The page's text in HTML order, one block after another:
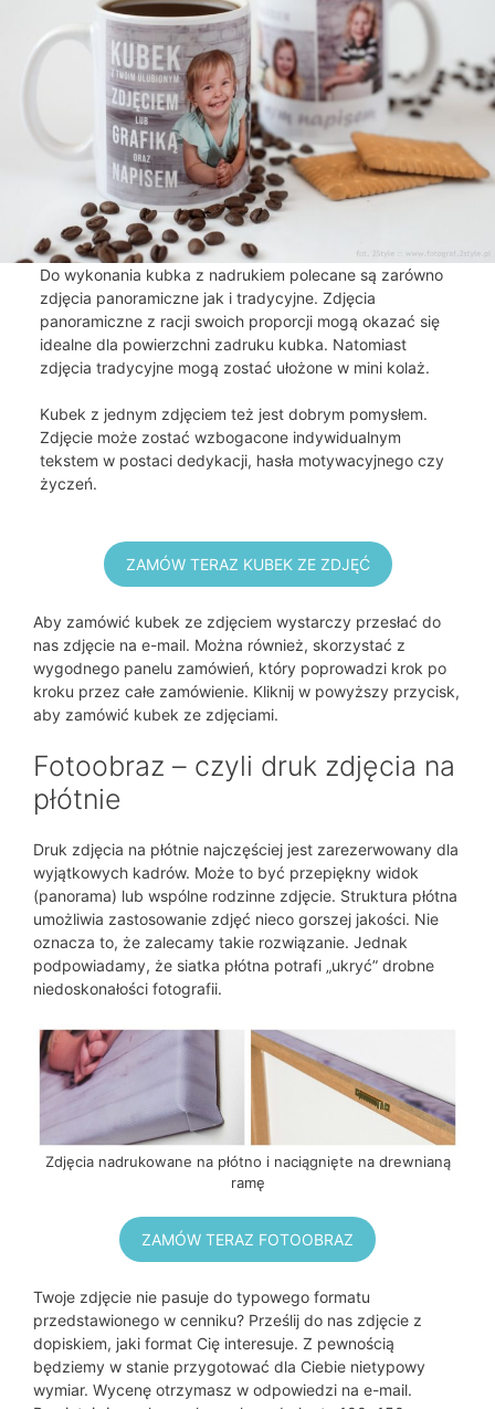
Do wykonania kubka z nadrukiem polecane są zarówno
zdjęcia panoramiczne jak i tradycyjne. Zdjęcia
panoramiczne z racji swoich proporcji mogą okazać się
idealne dla powierzchni zadruku kubka. Natomiast
zdjęcia tradycyjne mogą zostać ułożone w mini kolaż.
Kubek z jednym zdjęciem też jest dobrym pomysłem.
Zdjęcie może zostać wzbogacone indywidualnym
tekstem w postaci dedykacji, hasła motywacyjnego czy
życzeń.
ZAMÓW TERAZ KUBEK ZE ZDJĘĆ
Aby zamówić kubek ze zdjęciem wystarczy przesłać do
nas zdjęcie na e-mail. Można również, skorzystać z
wygodnego panelu zamówień, który poprowadzi krok po
kroku przez całe zamówienie. Kliknij w powyższy przycisk,
aby zamówić kubek ze zdjęciami.
Fotoobraz – czyli druk zdjęcia na
płótnie
Druk zdjęcia na płótnie najczęściej jest zarezerwowany dla
wyjątkowych kadrów. Może to być przepiękny widok
(panorama) lub wspólne rodzinne zdjęcie. Struktura płótna
umożliwia zastosowanie zdjęć nieco gorszej jakości. Nie
oznacza to, że zalecamy takie rozwiązanie. Jednak
podpowiadamy, że siatka płótna potrafi „ukryć” drobne
niedoskonałości fotografii.
Zdjęcia nadrukowane na płótno i naciągnięte na drewnianą
ramę
ZAMÓW TERAZ FOTOOBRAZ
Twoje zdjęcie nie pasuje do typowego formatu
przedstawionego w cenniku? Prześlij do nas zdjęcie z
dopiskiem, jaki format Cię interesuje. Z pewnością
będziemy w stanie przygotować dla Ciebie nietypowy
wymiar. Wycenę otrzymasz w odpowiedzi na e-mail.